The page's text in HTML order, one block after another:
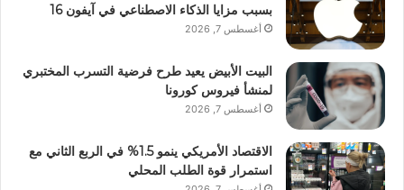
بسبب مزايا الذكاء الاصطناعي في آيفون 16
أغسطس 7, 2026
البيت الأبيض يعيد طرح فرضية التسرب المختبري
لمنشأ فيروس كورونا
أغسطس 7, 2026
الاقتصاد الأمريكي ينمو 1.5% في الربع الثاني مع
استمرار قوة الطلب المحلي